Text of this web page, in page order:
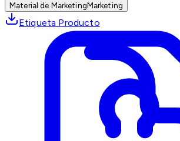
Material de MarketingMarketing
Etiqueta Producto